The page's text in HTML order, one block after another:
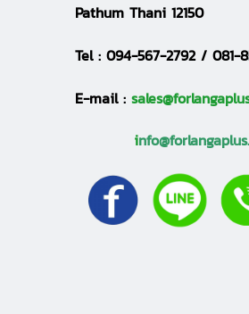
Pathum Thani 12150
Tel : 094-567-2792 / 081-
E-mail :
i